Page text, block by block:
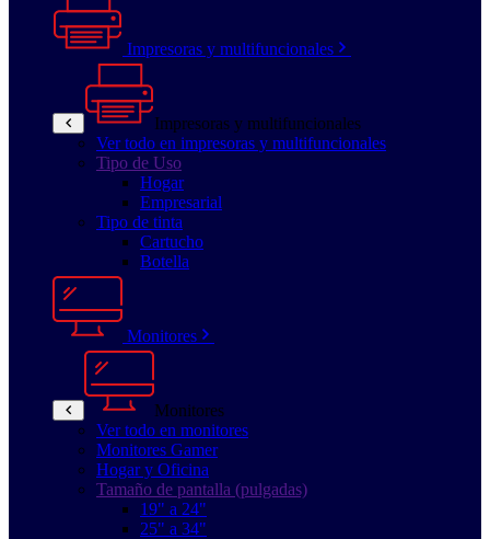
Impresoras y multifuncionales
Impresoras y multifuncionales
Ver todo en impresoras y multifuncionales
Tipo de Uso
Hogar
Empresarial
Tipo de tinta
Cartucho
Botella
Monitores
Monitores
Ver todo en monitores
Monitores Gamer
Hogar y Oficina
Tamaño de pantalla (pulgadas)
19" a 24"
25" a 34"